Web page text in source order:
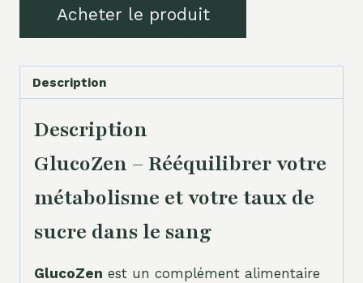
Acheter le produit
Description
Description
GlucoZen – Rééquilibrer votre
métabolisme et votre taux de
sucre dans le sang
GlucoZen est un complément alimentaire